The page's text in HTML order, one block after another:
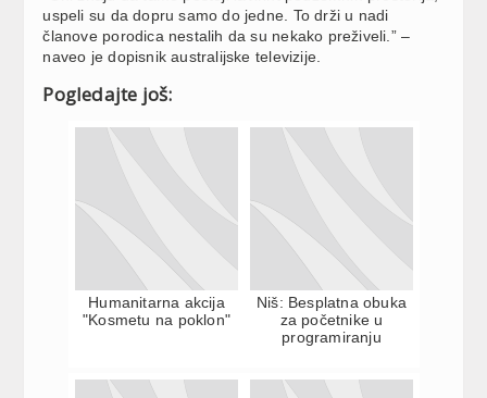
uspeli su da dopru samo do jedne. To drži u nadi
članove porodica nestalih da su nekako preživeli.”–
naveo je dopisnik australijske televizije.
Pogledajte još:
Humanitarna akcija
"Kosmetu na poklon"
Niš: Besplatna obuka
za početnike u
programiranju